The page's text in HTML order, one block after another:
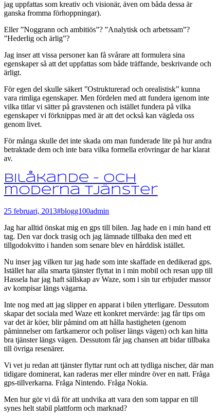
jag uppfattas som kreativ och visionär, även om båda dessa är
ganska fromma förhoppningar).
Eller ”Noggrann och ambitiös”? ”Analytisk och arbetssam”?
”Hederlig och ärlig”?
Jag inser att vissa personer kan få svårare att formulera sina
egenskaper så att det uppfattas som både träffande, beskrivande och
ärligt.
För egen del skulle säkert ”Ostrukturerad och orealistisk” kunna
vara rimliga egenskaper. Men fördelen med att fundera igenom inte
vilka titlar vi sätter på gravstenen och istället fundera på vilka
egenskaper vi förknippas med är att det också kan vägleda oss
genom livet.
För många skulle det inte skada om man funderade lite på hur andra
betraktade dem och inte bara vilka formella erövringar de har klarat
av.
Bilåkande – och
moderna tjänster
25 februari, 2013#blogg100admin
Jag har alltid önskat mig en gps till bilen. Jag hade en i min hand ett
tag. Den var dock trasig och jag lämnade tillbaka den med ett
tillgodokvitto i handen som senare blev en hårddisk istället.
Nu inser jag vilken tur jag hade som inte skaffade en dedikerad gps.
Istället har alla smarta tjänster flyttat in i min mobil och resan upp till
Hassela har jag haft sällskap av Waze, som i sin tur erbjuder massor
av kompisar längs vägarna.
Inte nog med att jag slipper en apparat i bilen ytterligare. Dessutom
skapar det sociala med Waze ett konkret mervärde: jag får tips om
var det är köer, blir påmind om att hålla hastigheten (genom
påminnelser om fartkameror och poliser längs vägen) och kan hitta
bra tjänster längs vägen. Dessutom får jag chansen att bidar tillbaka
till övriga resenärer.
Vi vet ju redan att tjänster flyttar runt och att tydliga nischer, där man
tidigare dominerat, kan raderas mer eller mindre över en natt. Fråga
gps-tillverkarna. Fråga Nintendo. Fråga Nokia.
Men hur gör vi då för att undvika att vara den som tappar en till
synes helt stabil plattform och marknad?